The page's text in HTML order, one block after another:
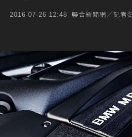
2016-07-26 12:48 聯合新聞網／記者